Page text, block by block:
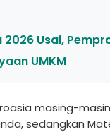
2026 Usai,
UMKM
masing-
sedangkan